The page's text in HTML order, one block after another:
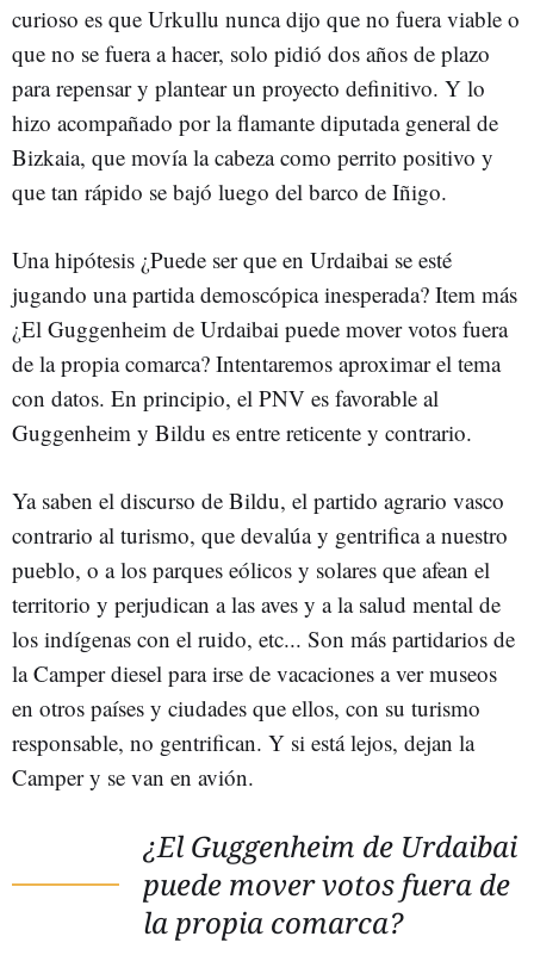
curioso es que Urkullu nunca dijo que no fuera viable o
que no se fuera a hacer, solo pidió dos años de plazo
para repensar y plantear un proyecto definitivo. Y lo
hizo acompañado por la flamante diputada general de
Bizkaia, que movía la cabeza como perrito positivo y
que tan rápido se bajó luego del barco de Iñigo.
Una hipótesis ¿Puede ser que en Urdaibai se esté
jugando una partida demoscópica inesperada? Item más
¿El Guggenheim de Urdaibai puede mover votos fuera
de la propia comarca? Intentaremos aproximar el tema
con datos. En principio, el PNV es favorable al
Guggenheim y Bildu es entre reticente y contrario.
Ya saben el discurso de Bildu, el partido agrario vasco
contrario al turismo, que devalúa y gentrifica a nuestro
pueblo, o a los parques eólicos y solares que afean el
territorio y perjudican a las aves y a la salud mental de
los indígenas con el ruido, etc... Son más partidarios de
la Camper diesel para irse de vacaciones a ver museos
en otros países y ciudades que ellos, con su turismo
responsable, no gentrifican. Y si está lejos, dejan la
Camper y se van en avión.
¿El Guggenheim de Urdaibai
puede mover votos fuera de
la propia comarca?